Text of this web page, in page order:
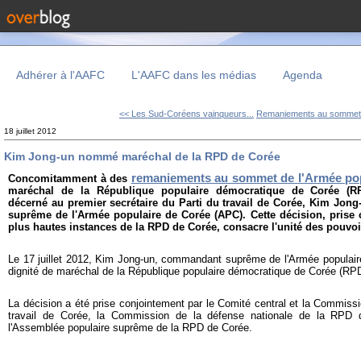
Adhérer à l'AAFC L'AAFC dans les médias Agenda
<< Les Sud-Coréens vainqueurs... Remaniements au
18 juillet 2012
Kim Jong-un nommé maréchal de la RPD de Corée
Concomitamment à des remaniements au sommet de l'Armée
maréchal de la République populaire démocratique de Corée
décerné au premier secrétaire du Parti du travail de Corée, Kim
suprême de l'Armée populaire de Corée (APC). Cette décision,
plus hautes instances de la RPD de Corée, consacre l'unité des
Le 17 juillet 2012, Kim Jong-un, commandant suprême de l'Armée
dignité de maréchal de la République populaire démocratique de Corée
La décision a été prise conjointement par le Comité central et la
travail de Corée, la Commission de la défense nationale de la RPD
l'Assemblée populaire suprême de la RPD de Corée.